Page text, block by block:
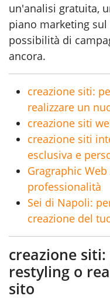
un'analisi gratuita,
piano marketing
possibilità di
ancora.
creazione siti:
realizzare un
creazione siti
creazione siti
esclusiva e
Gragraphic
professionalità
Sei di Napoli:
creazione del
creazione
restyling o
sito